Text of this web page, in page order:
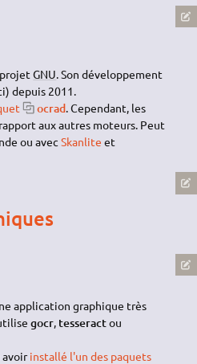
projetGNU. Son développement
depuis 2011.
ocrad. Cependant, les
aux autres moteurs. Peut
ou avecSkanlite et
application graphique très
gocr, tesseractou
avoirinstallé l'un des paquets